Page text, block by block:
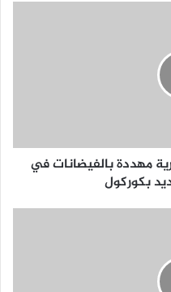
تجمع سكان أكثر من 12 قرية مهددة بالفيضانات في
بكوركول